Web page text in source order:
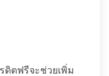
ดิตฟรีจะช่วยเพิ่ม